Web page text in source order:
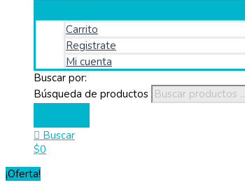
Carrito
Registrate
Mi cuenta
Buscar por:
Búsqueda de productos
Buscar
$0
¡Oferta!